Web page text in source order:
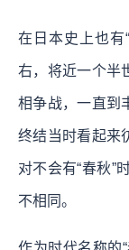
在日本史上也有
右，将近一个半
相争战，一直到
终结当时看起来
对不会有“春秋”
不相同。